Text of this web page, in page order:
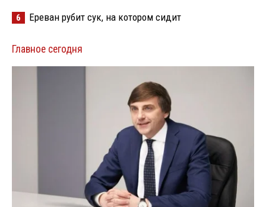
6 Ереван рубит сук, на котором сидит
Главное сегодня